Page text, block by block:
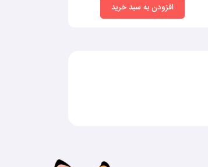
افزودن به سبد خرید